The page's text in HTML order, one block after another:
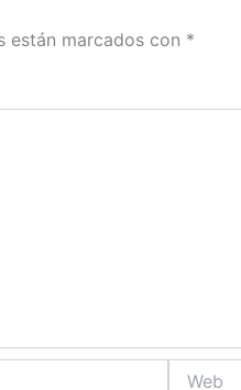
están marcados con *